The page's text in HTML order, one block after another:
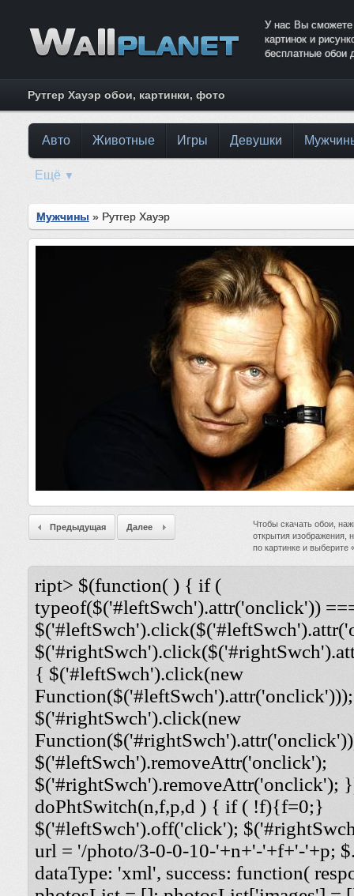
У нас Вы сможете
картинок и
бесплатные обои
Рутгер Хауэр обои, картинки, фото
Авто Животные Игры Девушки
Ещё ▼
Мужчины » Рутгер Хауэр
Чтобы скачать обои,
открытия изображения,
по картинке и
Предыдущая Далее
ript> $(function( ) { if (
typeof($('#leftSwch').attr('onclick'))
{ $('#leftSwch').click(new
Function($('#leftSwch').attr('onclick')));
$('#rightSwch').click(new
$('#leftSwch').removeAttr('onclick');
$('#rightSwch').removeAttr('onclick');
doPhtSwitch(n,f,p,d ) { if ( !f){f=0;}
$('#leftSwch').off('click');
url = '/photo/3-0-0-10-'+n+'-'+f+'-'+p;
dataType: 'xml', success: function(